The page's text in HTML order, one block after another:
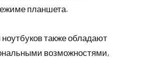
планшета.
также обладают
возможностями,